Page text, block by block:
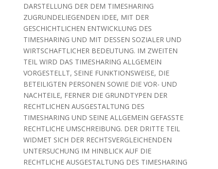
DARSTELLUNG DER DEM TIMESHARING
ZUGRUNDELIEGENDEN IDEE, MIT DER
GESCHICHTLICHEN ENTWICKLUNG DES
TIMESHARING UND MIT DESSEN SOZIALER UND
WIRTSCHAFTLICHER BEDEUTUNG. IM ZWEITEN
TEIL WIRD DAS TIMESHARING ALLGEMEIN
VORGESTELLT, SEINE FUNKTIONSWEISE, DIE
BETEILIGTEN PERSONEN SOWIE DIE VOR- UND
NACHTEILE, FERNER DIE GRUNDTYPEN DER
RECHTLICHEN AUSGESTALTUNG DES
TIMESHARING UND SEINE ALLGEMEIN GEFASSTE
RECHTLICHE UMSCHREIBUNG. DER DRITTE TEIL
WIDMET SICH DER RECHTSVERGLEICHENDEN
UNTERSUCHUNG IM HINBLICK AUF DIE
RECHTLICHE AUSGESTALTUNG DES TIMESHARING